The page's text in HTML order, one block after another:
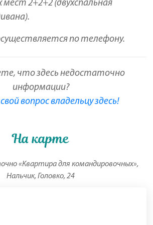
мест 2+2+2 (двухспальная
по телефону.
что здесь недостаточно
информации?
вопрос владельцу здесь!
На карте
«Квартира для командировочных»,
Нальчик, Головко, 24